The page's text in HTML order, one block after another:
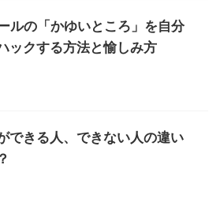
ルの「かゆいところ」を自分
ックする方法と愉しみ方
できる人、できない人の違い